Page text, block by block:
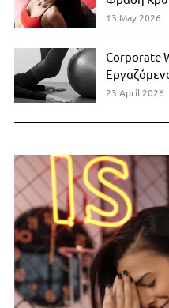
13 May 2026
Corporate
23 April 2026